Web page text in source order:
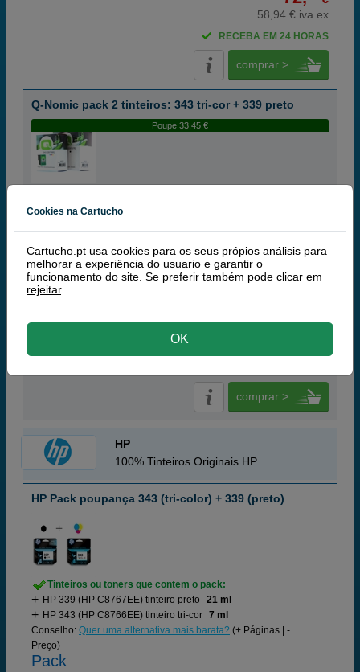
58,94 € iva ex
RECEBA EM 24 HORAS
comprar >
Q-Nomic pack 2 tinteiros: 343 tri-cor + 339 preto
Poupe 33,45 €
Q-Nomic 339 (C8767EE) tinteiro preto
Pack
67,50
comprar >
HP
100% Tinteiros Originais HP
HP Pack poupança 343 (tri-color) + 339 (preto)
Tinteiros ou toners que contem o pack:
HP 339 (HP C8767EE) tinteiro preto
21 ml
HP 343 (HP C8766EE) tinteiro tri-cor 7 ml
Conselho: Quer uma alternativa mais barata? (+ Páginas | -
Preço)
Pack
Cookies na Cartucho
Cartucho.pt usa cookies para os seus própios análisis para
melhorar a experiência do usuario e garantir o
funcionamento do site. Se preferir também pode clicar em
rejeitar.
OK